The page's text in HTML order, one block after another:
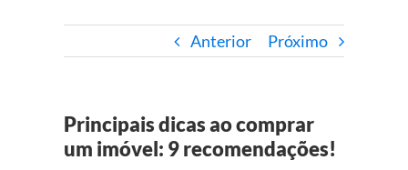
Anterior Próximo
Principais dicas ao comprar
um imóvel: 9 recomendações!